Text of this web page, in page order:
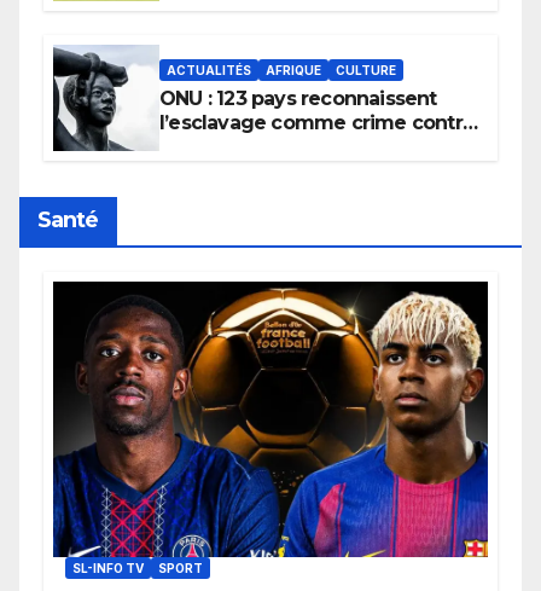
ACTUALITÉS AFRIQUE CULTURE
ONU : 123 pays reconnaissent
l’esclavage comme crime contre
Santé
SL-INFO TV SPORT